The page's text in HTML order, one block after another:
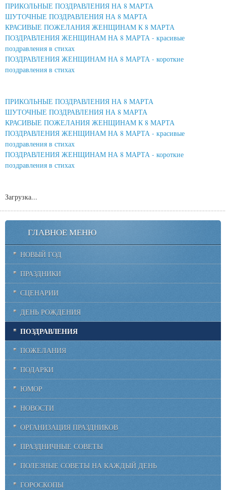
ПРИКОЛЬНЫЕ ПОЗДРАВЛЕНИЯ НА 8 МАРТА
ШУТОЧНЫЕ ПОЗДРАВЛЕНИЯ НА 8 МАРТА
КРАСИВЫЕ ПОЖЕЛАНИЯ ЖЕНЩИНАМ К 8 МАРТА
ПОЗДРАВЛЕНИЯ ЖЕНЩИНАМ НА 8 МАРТА - красивые
поздравления в стихах
ПОЗДРАВЛЕНИЯ ЖЕНЩИНАМ НА 8 МАРТА - короткие
поздравления в стихах
ПРИКОЛЬНЫЕ ПОЗДРАВЛЕНИЯ НА 8 МАРТА
ШУТОЧНЫЕ ПОЗДРАВЛЕНИЯ НА 8 МАРТА
КРАСИВЫЕ ПОЖЕЛАНИЯ ЖЕНЩИНАМ К 8 МАРТА
ПОЗДРАВЛЕНИЯ ЖЕНЩИНАМ НА 8 МАРТА - красивые
поздравления в стихах
ПОЗДРАВЛЕНИЯ ЖЕНЩИНАМ НА 8 МАРТА - короткие
поздравления в стихах
Загрузка...
ГЛАВНОЕ МЕНЮ
НОВЫЙ ГОД
ПРАЗДНИКИ
СЦЕНАРИИ
ДЕНЬ РОЖДЕНИЯ
ПОЗДРАВЛЕНИЯ
ПОЖЕЛАНИЯ
ПОДАРКИ
ЮМОР
НОВОСТИ
ОРГАНИЗАЦИЯ ПРАЗДНИКОВ
ПРАЗДНИЧНЫЕ СОВЕТЫ
ПОЛЕЗНЫЕ СОВЕТЫ НА КАЖДЫЙ ДЕНЬ
ГОРОСКОПЫ